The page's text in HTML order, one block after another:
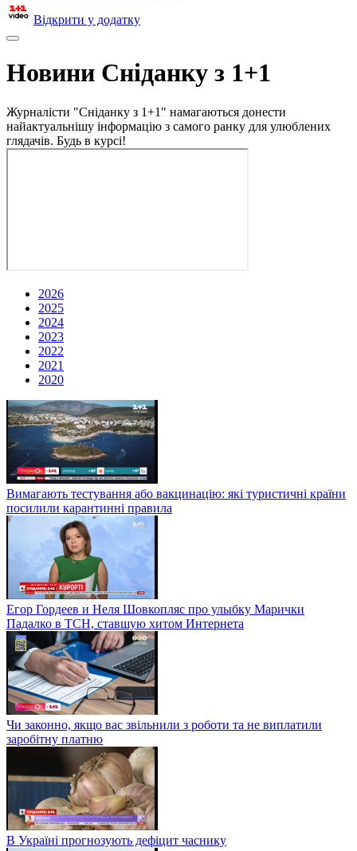
Відкрити у додатку
Новини Сніданку з 1+1
Журналісти "Сніданку з 1+1" намагаються донести
найактуальнішу інформацію з самого ранку для улюблених
глядачів. Будь в курсі!
2026
2025
2024
2023
2022
2021
2020
Вимагають тестування або вакцинацію: які туристичні країни
посилили карантинні правила
Егор Гордеев и Неля Шовкопляс про улыбку Марички
Падалко в ТСН, ставшую хитом Интернета
Чи законно, якщо вас звільнили з роботи та не виплатили
заробітну платню
В Україні прогнозують дефіцит часнику